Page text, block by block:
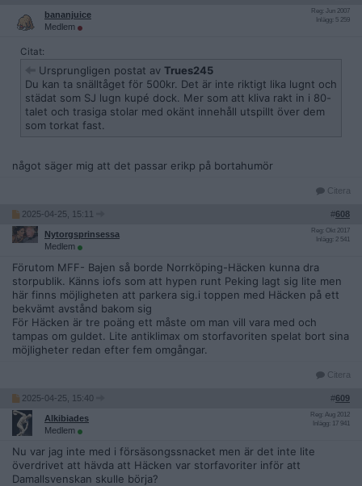
bananjuice
Medlem
Reg: Jun 2007
Inlägg: 5 259
Citat:
Ursprungligen postat av Trues245
Du kan ta snälltåget för 500kr. Det är inte riktigt lika lugnt och
städat som SJ lugn kupé dock. Mer som att kliva rakt in i 80-
talet och trasiga stolar med okänt innehåll utspillt över dem
som torkat fast.
något säger mig att det passar erikp på bortahumör
Citera
2025-04-25, 15:11 #608
Nytorgsprinsessa
Medlem
Reg: Okt 2017
Inlägg: 2 541
Förutom MFF- Bajen så borde Norrköping-Häcken kunna dra
storpublik. Känns iofs som att hypen runt Peking lagt sig lite men
här finns möjligheten att parkera sig.i toppen med Häcken på ett
bekvämt avstånd bakom sig
För Häcken är tre poäng ett måste om man vill vara med och
tampas om guldet. Lite antiklimax om storfavoriten spelat bort sina
möjligheter redan efter fem omgångar.
Citera
2025-04-25, 15:40 #609
Alkibiades
Medlem
Reg: Aug 2012
Inlägg: 17 941
Nu var jag inte med i försäsongssnacket men är det inte lite
överdrivet att hävda att Häcken var storfavoriter inför att
Damallsvenskan skulle börja?